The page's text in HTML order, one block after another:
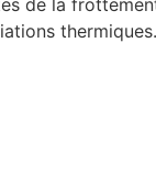
de la
thermiques.